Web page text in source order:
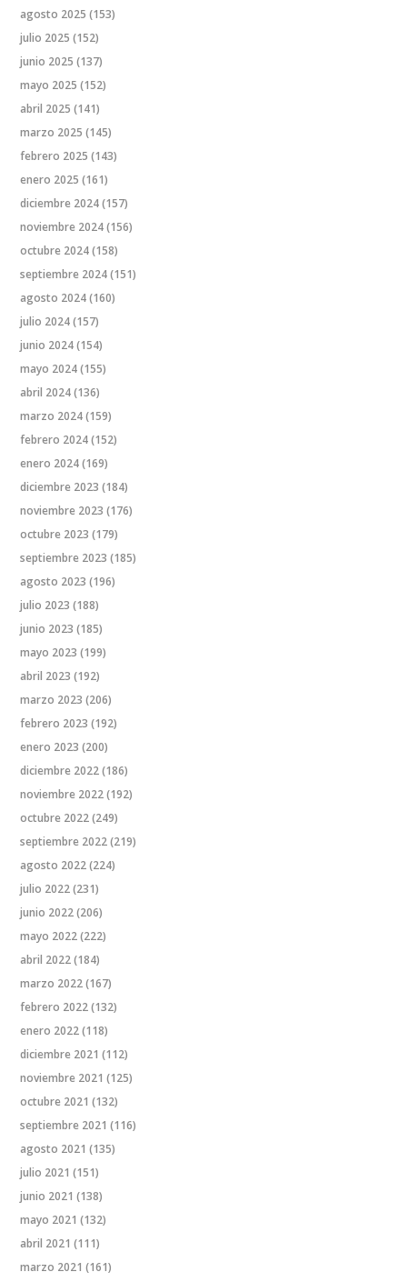
agosto 2025 (153)
julio 2025 (152)
junio 2025 (137)
mayo 2025 (152)
abril 2025 (141)
marzo 2025 (145)
febrero 2025 (143)
enero 2025 (161)
diciembre 2024(157)
noviembre 2024(156)
octubre 2024(158)
septiembre 2024(151)
agosto 2024(160)
julio 2024(157)
junio 2024(154)
mayo 2024(155)
abril 2024(136)
marzo 2024(159)
febrero 2024(152)
enero 2024(169)
diciembre 2023 (184)
noviembre 2023 (176)
octubre 2023 (179)
septiembre 2023 (185)
agosto 2023 (196)
julio 2023 (188)
junio 2023 (185)
mayo 2023 (199)
abril 2023 (192)
marzo 2023 (206)
febrero 2023 (192)
enero 2023 (200)
diciembre 2022(186)
noviembre 2022(192)
octubre 2022(249)
septiembre 2022(219)
agosto 2022(224)
julio 2022(231)
junio 2022(206)
mayo 2022(222)
abril 2022(184)
marzo 2022(167)
febrero 2022(132)
enero 2022(118)
diciembre 2021 (112)
noviembre 2021 (125)
octubre 2021 (132)
septiembre 2021 (116)
agosto 2021 (135)
julio 2021 (151)
junio 2021 (138)
mayo 2021 (132)
abril 2021 (111)
marzo 2021 (161)